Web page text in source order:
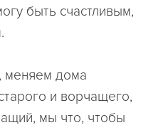
быть счастливым,
меняем дома
и ворчащего,
мы что, чтобы